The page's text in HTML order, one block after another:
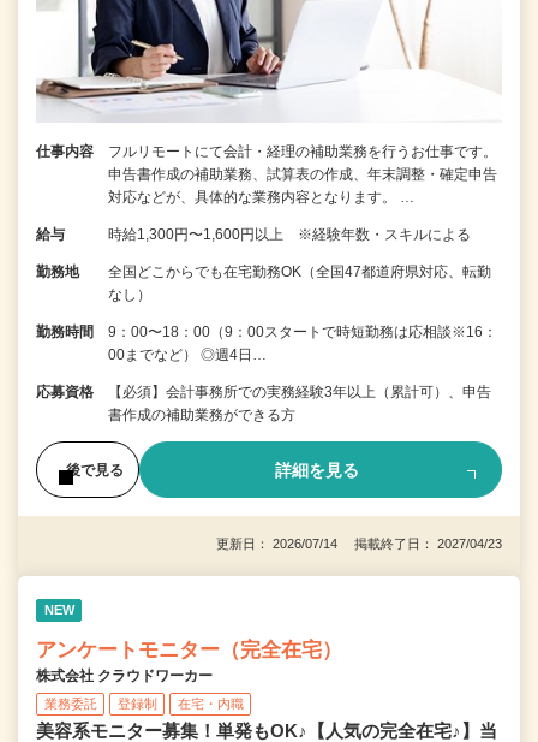
仕事内容
フルリモートにて会計・経理の補助業務を行うお仕事です。
申告書作成の補助業務、試算表の作成、年末調整・確定申告
対応などが、具体的な業務内容となります。 …
給与 時給1,300円〜1,600円以上 ※経験年数・スキルによる
勤務地
全国どこからでも在宅勤務OK（全国47都道府県対応、転勤
なし）
勤務時間
9：00〜18：00（9：00スタートで時短勤務は応相談※16：
00までなど） ◎週4日…
応募資格
【必須】会計事務所での実務経験3年以上（累計可）、申告
書作成の補助業務ができる方
後で見る 詳細を見る
更新日： 2026/07/14 掲載終了日： 2027/04/23
NEW
アンケートモニター（完全在宅）
株式会社 クラウドワーカー
業務委託 登録制 在宅・内職
美容系モニター募集！単発もOK♪【人気の完全在宅♪】当